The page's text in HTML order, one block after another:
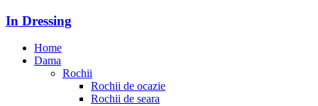
In Dressing
Home
Dama
Rochii
Rochii de ocazie
Rochii de seara